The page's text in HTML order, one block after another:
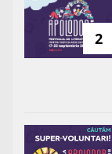
2